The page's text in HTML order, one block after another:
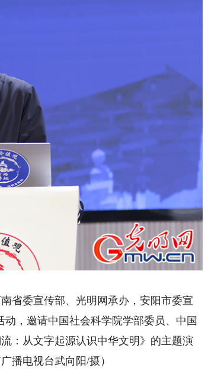
委宣传部、光明网承办，安阳市委宣
，邀请中国社会科学院学部委员、中国
：从文字起源认识中华文明》的主题演
播电视台武向阳/摄）